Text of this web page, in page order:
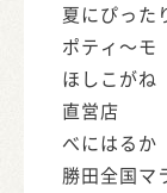
夏にぴった
ポティ～モ
ほしこがね
直営店
べにはるか
勝田全国マ